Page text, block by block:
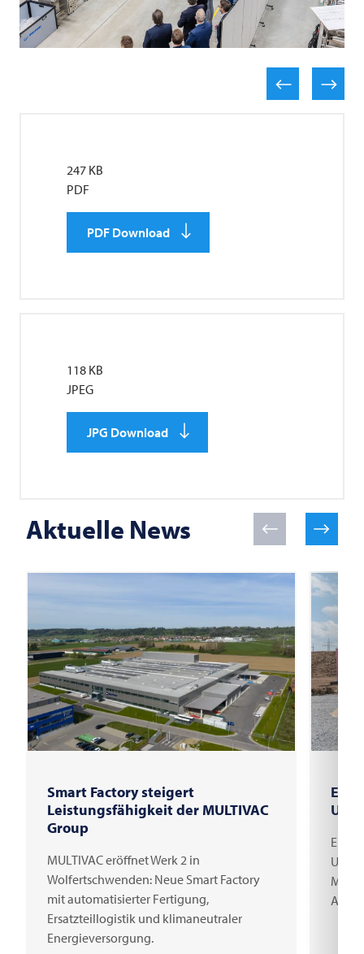
247 KB
PDF
PDF Download
118 KB
JPEG
JPG Download
Aktuelle News
Smart Factory steigert
Leistungsfähigkeit der MULTIVAC
Group
MULTIVAC eröffnet Werk 2 in
Wolfertschwenden: Neue Smart Factory
mit automatisierter Fertigung,
Ersatzteillogistik und klimaneutraler
Energieversorgung.